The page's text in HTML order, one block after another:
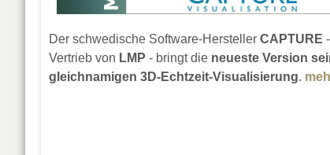
Der schwedische Software-Hersteller CAPTURE
Vertrieb von LMP - bringt die neueste Version
gleichnamigen 3D-Echtzeit-Visualisierung.